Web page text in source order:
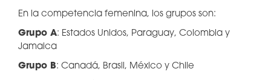
En la competencia femenina, los grupos son:
Grupo A: Estados Unidos, Paraguay, Colombia y
Jamaica
Grupo B: Canadá, Brasil, México y Chile